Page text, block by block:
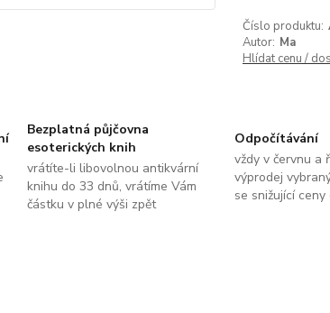
Číslo produktu:
Autor: Ma
Hlídat cenu /
Bezplatná půjčovna
esoterických knih
vrátíte-li libovolnou antikvární
knihu do 33 dnů, vrátíme Vám
částku v plné výši zpět
Odpočítávání
vždy v červnu a
výprodej
se snižující